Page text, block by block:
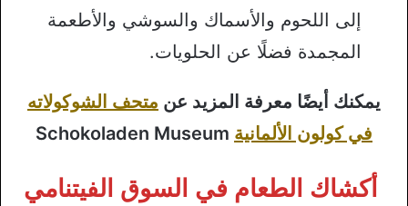
إلى اللحوم والأسماك والسوشي والأطعمة
المجمدة فضلًا عن الحلويات.
يمكنك أيضًا معرفة المزيد عن متحف الشوكولاته
في كولون الألمانية
أكشاك الطعام في السوق الفيتنامي